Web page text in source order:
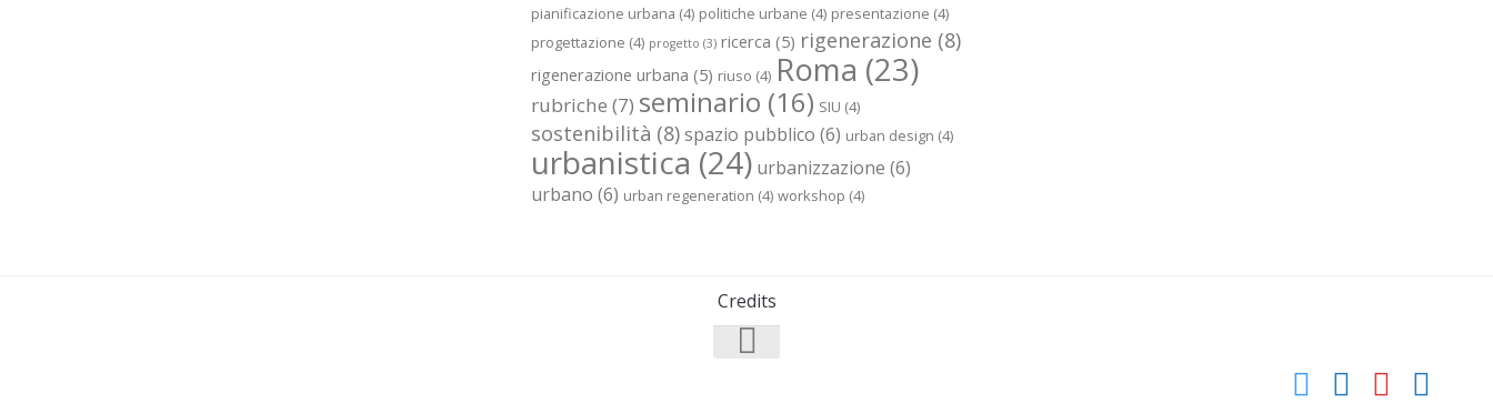
pianificazione urbana (4) politiche urbane (4) presentazione (4)
progettazione (4) progetto (3) ricerca (5) rigenerazione (8)
rigenerazione urbana (5) riuso (4) Roma (23)
rubriche (7) seminario (16) SIU (4)
sostenibilità (8)spazio pubblico (6) urban design (4)
urbanistica (24) urbanizzazione (6)
urbano (6) urban regeneration (4) workshop (4)
Credits